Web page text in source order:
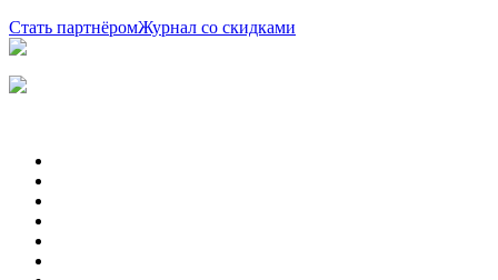
Стать партнёромЖурнал со скидками